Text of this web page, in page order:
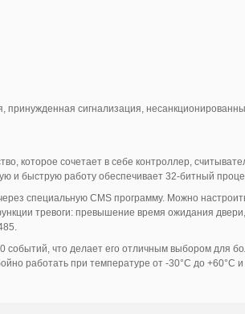
сигнализация,
которое сочетает в себе контроллер,
и быструю работу обеспечивает 32-битный
специальную CMS программу. Можно
тревоги: превышение время ожидания
что делает его отличным выбором для
работать при температуре от -30°С до +60°С